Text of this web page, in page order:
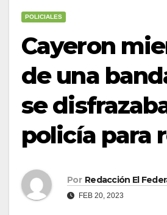
POLICIALES
Cayeron
de una
se
policía para
Por Redacción El
FEB 20, 2023